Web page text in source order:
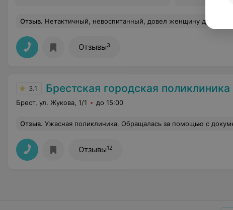
Отзыв. Нетактичный, невоспитанный, довел женщину до слез на ровном месте. Поменьше бы
Отзывы3
3.1 Брестская городская
Брест, ул. Жукова, 1/1 до 15:00
Отзыв. Ужасная поликлиника. Обращалась за помощью с документом от скорой помощи, на что проучила фразу «без талона не примем». В итоге гоняют несколько часов из кабинета в кабинет. Извинения принесли только дежурный врач и ее помощница ( безумно им благодарна), к
Отзывы12